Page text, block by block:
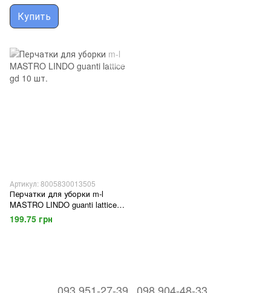
Купить
Артикул: 8005830013505
Перчатки для уборки m-l
MASTRO LINDO guanti lattice
gd 10 шт.
199.75 грн